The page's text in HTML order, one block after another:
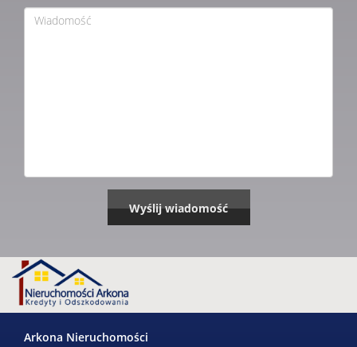
Arkona Nieruchomości